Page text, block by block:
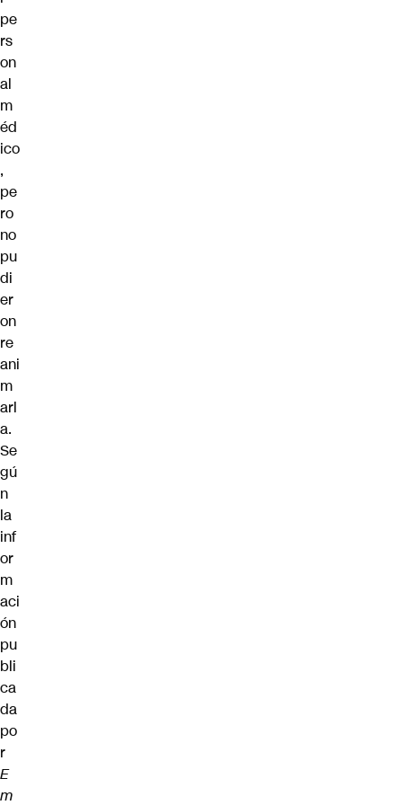
pe
rs
on
al
m
éd
ico
,
pe
ro
no
pu
di
er
on
re
ani
m
arl
a.
Se
gú
n
la
inf
or
m
aci
ón
pu
bli
ca
da
po
r
E
m